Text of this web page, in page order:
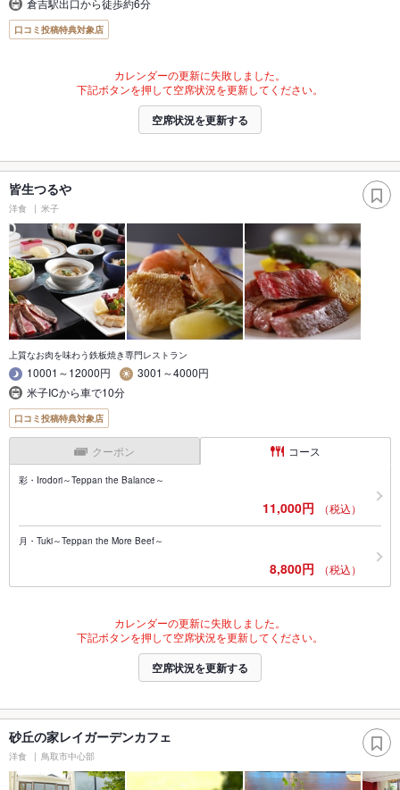
口コミ投稿特典対象店
カレンダーの更新に失敗しました。
下記ボタンを押して空席状況を更新してください。
空席状況を更新する
皆生つるや
洋食 米子
上質なお肉を味わう鉄板焼き専門レストラン
10001～12000円
3001～4000円
米子ICから車で10分
口コミ投稿特典対象店
クーポン コース
彩・Irodori～Teppan the Balance～
11,000円 （税込）
月・Tuki～Teppan the More Beef～
8,800円 （税込）
カレンダーの更新に失敗しました。
下記ボタンを押して空席状況を更新してください。
空席状況を更新する
砂丘の家レイガーデンカフェ
洋食 鳥取市中心部